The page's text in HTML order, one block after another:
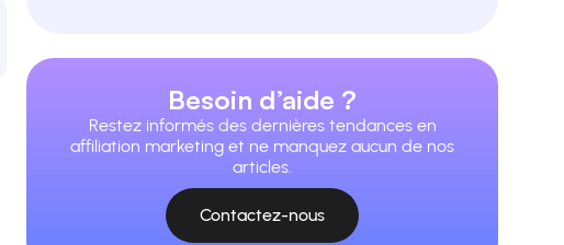
Besoin d’aide ?
Restez informés des dernières tendances en
affiliation marketing et ne manquez aucun de nos
articles.
Contactez-nous